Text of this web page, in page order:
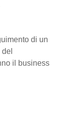
di un
il business